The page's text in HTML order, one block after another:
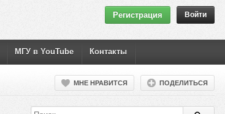
Регистрация Войти
МГУ в YouTube Контакты
МНЕ НРАВИТСЯ ПОДЕЛИТЬСЯ